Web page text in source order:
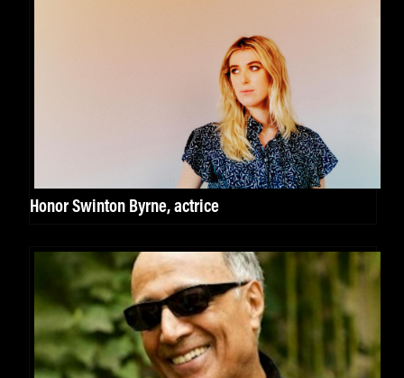
Honor Swinton Byrne, actrice